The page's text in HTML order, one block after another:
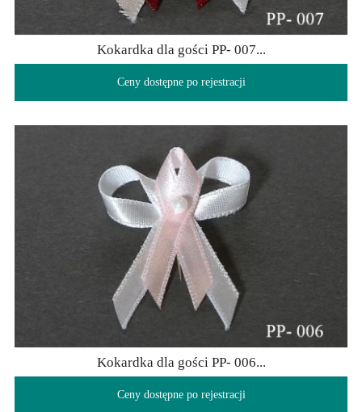
Kokardka dla gości PP- 007...
Ceny dostępne po rejestracji
Kokardka dla gości PP- 006...
Ceny dostępne po rejestracji